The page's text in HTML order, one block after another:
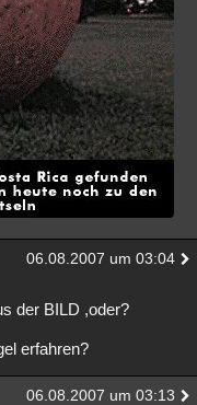
06.08.2007 um 03:04
der BILD ,oder?
erfahren?
06.08.2007 um 03:13